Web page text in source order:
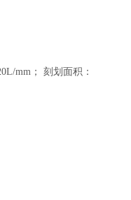
mm； 刻划面积：